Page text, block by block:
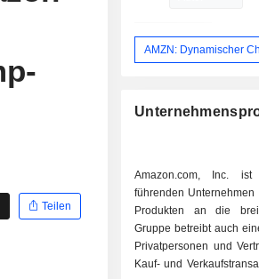
Teilen
AMZN: Dynamischer
Amazon.com, Inc.
führenden Unternehmen
Produkten an die
Gruppe betreibt auch
Privatpersonen und
Kauf- und